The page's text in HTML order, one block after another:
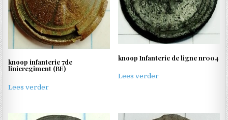
knoop infanterie 7de
linieregiment (BE)
Lees verder
knoop Infanterie de ligne nr004
Lees verder